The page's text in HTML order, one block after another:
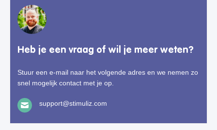
Heb je een vraag of wil je meer weten?
Stuur een e-mail naar het volgende adres en we nemen zo
snel mogelijk contact met je op.
support@stimuliz.com